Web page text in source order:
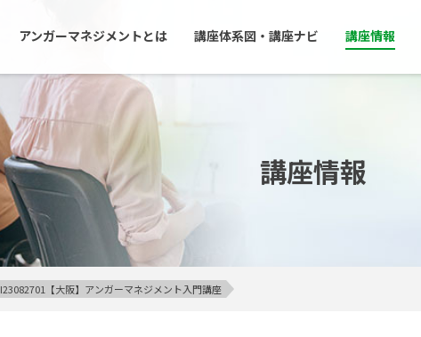
アンガーマネジメントとは 講座体系図・講座ナビ 講座情報
講座情報
I23082701【大阪】アンガーマネジメント入門講座